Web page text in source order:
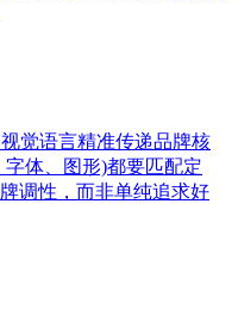
觉语言精准传递品牌核
体、图形)都要匹配定
调性，而非单纯追求好